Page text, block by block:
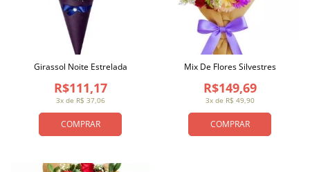
COMPRAR
3x de R$ 37,06
R$111,17
Girassol Noite Estrelada
COMPRAR
3x de R$ 49,90
R$149,69
Mix De Flores Silvestres